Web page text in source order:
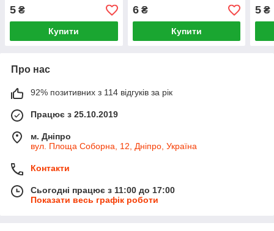
5 ₴
Купити
6₴
Купити
5 ₴
Про нас
92% позитивних з 114 відгуків за рік
Працює з 25.10.2019
м. Дніпро
вул. Площа Соборна, 12, Дніпро, Україна
Контакти
Сьогодні працює з 11:00 до 17:00
Показати весь графік роботи